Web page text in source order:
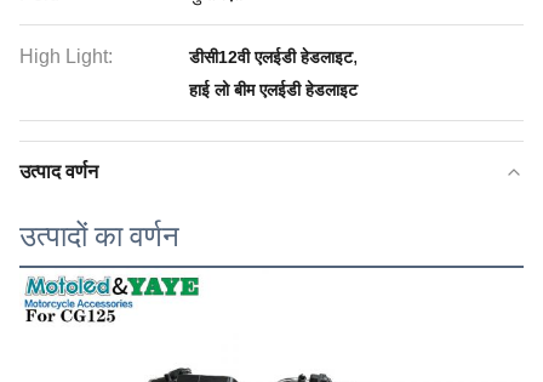
High Light: डीसी12वी एलईडी हेडलाइट,
हाई लो बीम एलईडी हेडलाइट
उत्पाद वर्णन
उत्पादों का वर्णन